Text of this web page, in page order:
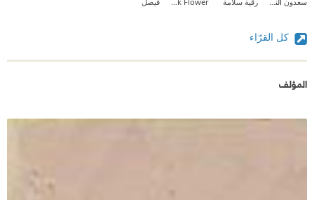
كل القرّاء
المؤلف